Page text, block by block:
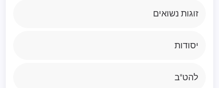
זוגות נשואים
יסודות
להט"ב